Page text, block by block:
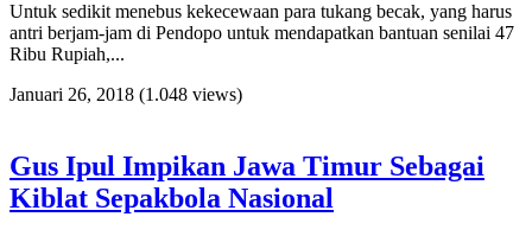
Untuk sedikit menebus kekecewaan para tukang becak, yang harus
antri berjam-jam di Pendopo untuk mendapatkan bantuan senilai 47
Ribu Rupiah,...
Januari 26, 2018 (1.048 views)
Gus Ipul Impikan Jawa Timur Sebagai
Kiblat Sepakbola Nasional